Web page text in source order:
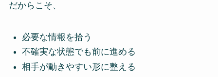
だからこそ、
必要な情報を拾う
不確実な状態でも前に進める
相手が動きやすい形に整える